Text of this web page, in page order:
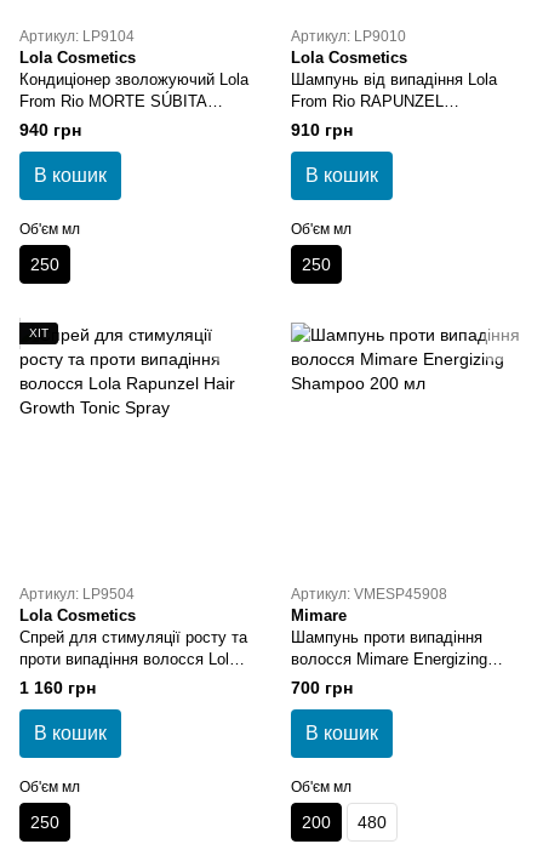
Артикул: LP9104
Lola Cosmetics
Кондиціонер зволожуючий Lola
From Rio MORTE SÚBITA
HIDRATANTE 250 г
940 грн
В кошик
Об'єм мл
250
Артикул: LP9010
Lola Cosmetics
Шампунь від випадіння Lola
From Rio RAPUNZEL
REJUVENATING 250 мл
910 грн
В кошик
Об'єм мл
250
ХІТ
Артикул: LP9504
Lola Cosmetics
Спрей для стимуляції росту та
проти випадіння волосся Lola
Rapunzel Hair Growth Tonic
1 160 грн
В кошик
Об'єм мл
250
Артикул: VMESP45908
Mimare
Шампунь проти випадіння
волосся Mimare Energizing
Shampoo 200 мл
700 грн
В кошик
Об'єм мл
200 480